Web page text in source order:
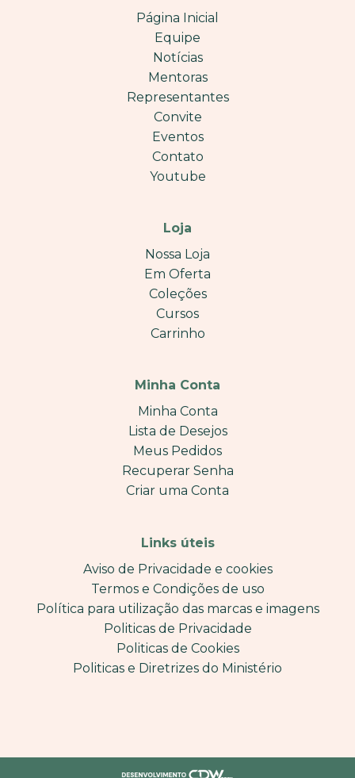
Página Inicial
Equipe
Notícias
Mentoras
Representantes
Convite
Eventos
Contato
Youtube
Loja
Nossa Loja
Em Oferta
Coleções
Cursos
Carrinho
Minha Conta
Minha Conta
Lista de Desejos
Meus Pedidos
Recuperar Senha
Criar uma Conta
Links úteis
Aviso de Privacidade e cookies
Termos e Condições de uso
Política para utilização das marcas e imagens
Politicas de Privacidade
Politicas de Cookies
Politicas e Diretrizes do Ministério